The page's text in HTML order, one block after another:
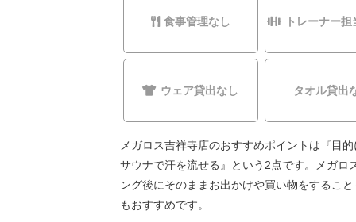
食事管理なし トレーナー
ウェア貸出なし タオル貸出
メガロス吉祥寺店のおすすめポイントは『目
サウナで汗を流せる』という2点です。メガ
ング後にそのままお出かけや買い物をするこ
もおすすめです。